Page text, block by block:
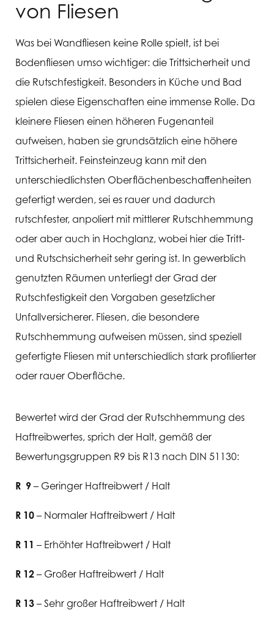
von Fliesen
Was bei Wandfliesen keine Rolle spielt, ist bei
Bodenfliesen umso wichtiger: die Trittsicherheit und
die Rutschfestigkeit. Besonders in Küche und Bad
spielen diese Eigenschaften eine immense Rolle. Da
kleinere Fliesen einen höheren Fugenanteil
aufweisen, haben sie grundsätzlich eine höhere
Trittsicherheit. Feinsteinzeug kann mit den
unterschiedlichsten Oberflächenbeschaffenheiten
gefertigt werden, sei es rauer und dadurch
rutschfester, anpoliert mit mittlerer Rutschhemmung
oder aber auch in Hochglanz, wobei hier die Tritt-
und Rutschsicherheit sehr gering ist. In gewerblich
genutzten Räumen unterliegt der Grad der
Rutschfestigkeit den Vorgaben gesetzlicher
Unfallversicherer. Fliesen, die besondere
Rutschhemmung aufweisen müssen, sind speziell
gefertigte Fliesen mit unterschiedlich stark profilierter
oder rauer Oberfläche.
Bewertet wird der Grad der Rutschhemmung des
Haftreibwertes, sprich der Halt, gemäß der
Bewertungsgruppen R9 bis R13 nach DIN 51130:
R 9– Geringer Haftreibwert / Halt
R 10– Normaler Haftreibwert / Halt
R 11 – Erhöhter Haftreibwert / Halt
R 12– Großer Haftreibwert / Halt
R 13– Sehr großer Haftreibwert / Halt